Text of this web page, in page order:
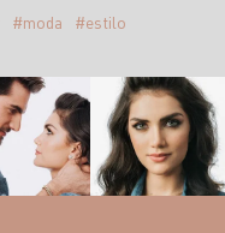
#moda #estilo